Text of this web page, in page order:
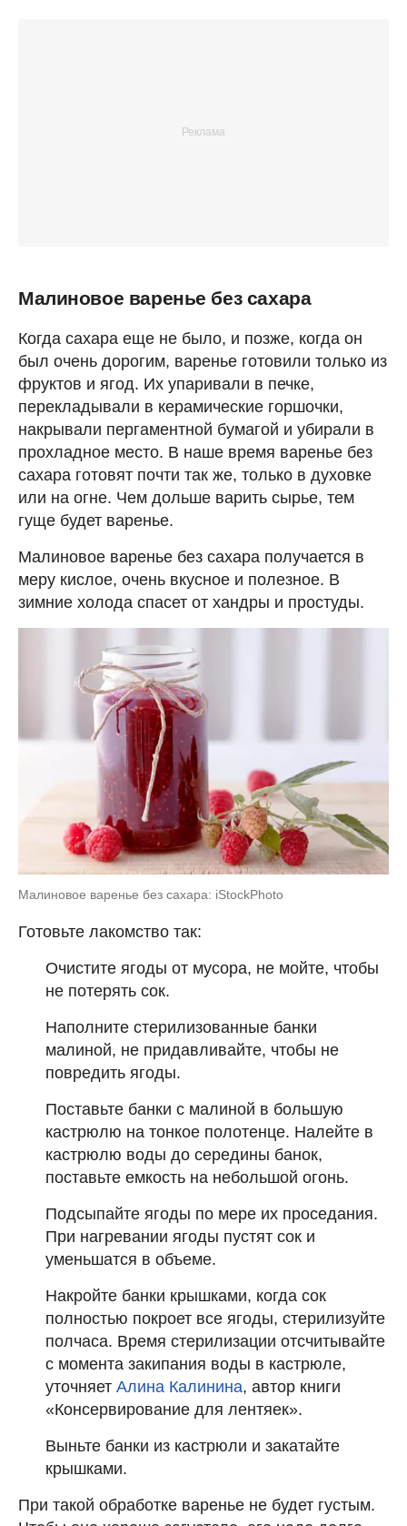
Малиновое варенье без сахара
Когда сахара еще не было, и позже, когда он
был очень дорогим, варенье готовили только из
фруктов и ягод. Их упаривали в печке,
перекладывали в керамические горшочки,
накрывали пергаментной бумагой и убирали в
прохладное место. В наше время варенье без
сахара готовят почти так же, только в духовке
или на огне. Чем дольше варить сырье, тем
гуще будет варенье.
Малиновое варенье без сахара получается в
меру кислое, очень вкусное и полезное. В
зимние холода спасет от хандры и простуды.
Малиновое варенье без сахара: iStockPhoto
Готовьте лакомство так:
Очистите ягоды от мусора, не мойте, чтобы
не потерять сок.
Наполните стерилизованные банки
малиной, не придавливайте, чтобы не
повредить ягоды.
Поставьте банки с малиной в большую
кастрюлю на тонкое полотенце. Налейте в
кастрюлю воды до середины банок,
поставьте емкость на небольшой огонь.
Подсыпайте ягоды по мере их проседания.
При нагревании ягоды пустят сок и
уменьшатся в объеме.
Накройте банки крышками, когда сок
полностью покроет все ягоды, стерилизуйте
полчаса. Время стерилизации отсчитывайте
с момента закипания воды в кастрюле,
уточняет Алина Калинина, автор книги
«Консервирование для лентяек».
Выньте банки из кастрюли и закатайте
крышками.
При такой обработке варенье не будет густым.